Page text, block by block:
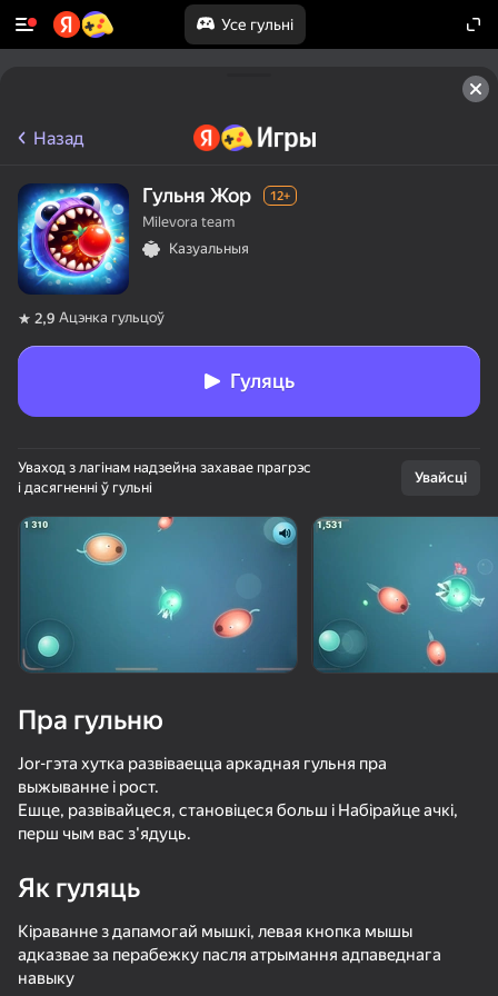
Усе гульні
Павярніце прыладу
59
49
36
Назад
Гульня Жор 12+
Milevora team
Казуальныя
2,9 Ацэнка гульцоў
Гуляць
Уваход з лагінам надзейна захавае прагрэс
і дасягненні ў гульні
Увайсці
Пра гульню
Jor-гэта хутка развіваецца аркадная гульня пра
выжыванне і рост.
Ешце, развівайцеся, становіцеся больш і Набірайце ачкі,
перш чым вас з'ядуць.
Як гуляць
Кіраванне з дапамогай мышкі, левая кнопка мышы
адказвае за перабежку пасля атрымання адпаведнага
навыку